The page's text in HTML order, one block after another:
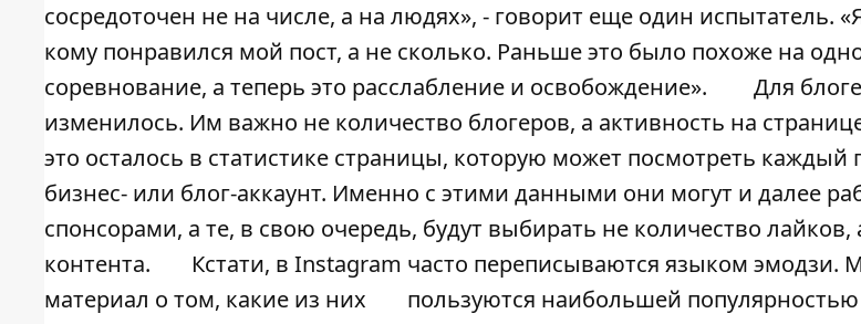
сосредоточен не на числе, а на людях», - говорит еще один испытатель.
кому понравился мой пост, а не сколько. Раньше это было похоже на
соревнование, а теперь это расслабление и освобождение».
Для
изменилось. Им важно не количество блогеров, а активность на
это осталось в статистике страницы, которую может посмотреть каждый
бизнес- или блог-аккаунт. Именно с этими данными они могут и далее
спонсорами, а те, в свою очередь, будут выбирать не количество лайков,
контента.
Кстати, в Instagram часто переписываются языком эмодзи.
материал о том, какие из них пользуются наибольшей популярностью